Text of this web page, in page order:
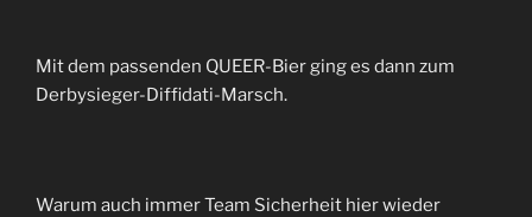
Mit dem passenden QUEER-Bier ging es dann zum
Derbysieger-Diffidati-Marsch.
Warum auch immer Team Sicherheit hier wieder